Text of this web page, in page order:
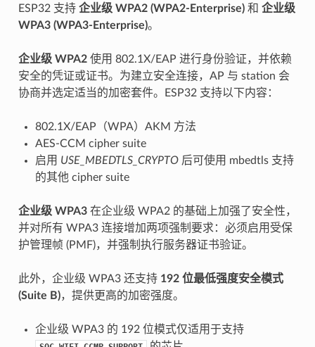
ESP32 支持 企业级 WPA2 (WPA2-Enterprise)和 企业级
WPA3 (WPA3-Enterprise)。
企业级 WPA2使用 802.1X/EAP 进行身份验证，并依赖
安全的凭证或证书。为建立安全连接，AP 与 station 会
协商并选定适当的加密套件。ESP32 支持以下内容：
802.1X/EAP（WPA）AKM 方法
AES-CCM cipher suite
启用 USE_MBEDTLS_CRYPTO后可使用 mbedtls 支持
的其他 cipher suite
企业级 WPA3在企业级 WPA2 的基础上加强了安全性，
并对所有 WPA3 连接增加两项强制要求：必须启用受保
护管理帧 (PMF)，并强制执行服务器证书验证。
此外，企业级 WPA3 还支持 192 位最低强度安全模式
(Suite B)，提供更高的加密强度。
企业级 WPA3 的 192 位模式仅适用于支持